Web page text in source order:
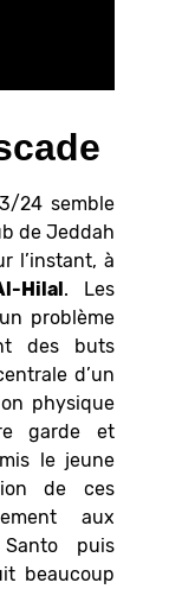
24 semble
de Jeddah
l’instant, à
Hilal. Les
problème
des buts
d’un
physique
garde et
le jeune
de ces
aux
puis
beaucoup